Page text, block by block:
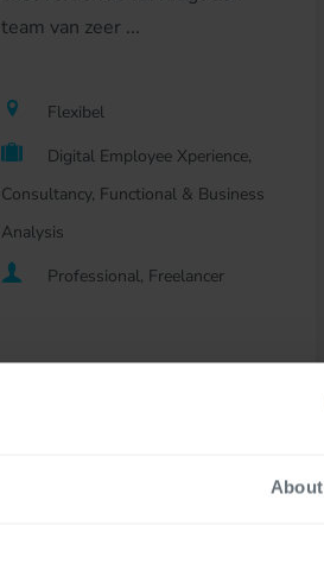
About
team van zeer ...
Flexibel
Digital Employee Xperience,
Consultancy, Functional & Business
Analysis
Professional, Freelancer